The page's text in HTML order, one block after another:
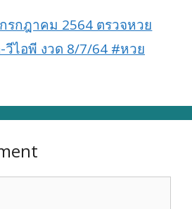
รกฎาคม 2564 ตรวจหวย
ไอพี งวด 8/7/64 #หวย